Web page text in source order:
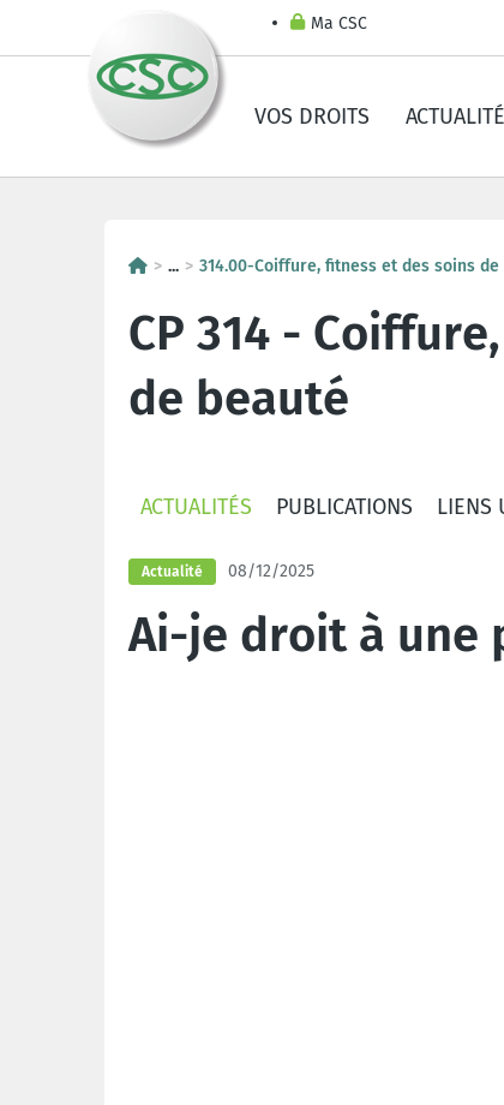
Ma CSC
VOS DROITS ACTUALITÉ
... 314.00-Coiffure, fitness et des soins
CP 314 -
de beauté
ACTUALITÉS PUBLICATIONS LIENS
Actualité 08/12/2025
Ai-je droit à une